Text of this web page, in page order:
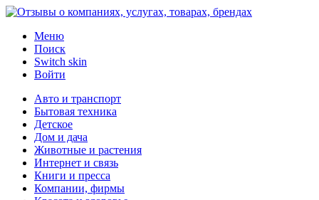
Меню
Поиск
Switch skin
Войти
Авто и транспорт
Бытовая техника
Детское
Дом и дача
Животные и растения
Интернет и связь
Книги и пресса
Компании, фирмы